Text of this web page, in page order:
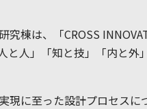
究棟は、「CROSS
と人」「知と技」「内と
現に至った設計プロセスに